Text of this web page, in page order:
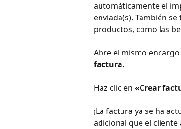
automáticamente el
enviada(s). También
productos, como las
Abre el mismo encargo
factura.
Haz clic en «Crear
¡La factura ya se ha
adicional que el cliente